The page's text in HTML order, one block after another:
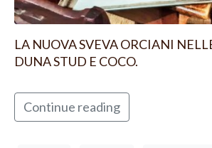
LA NUOVA SVEVA ORCIANI
DUNA STUD E COCO.
Continue reading